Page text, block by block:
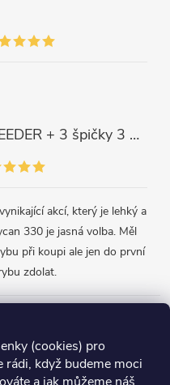
(cookies) pro
rádi, když budeme moci
Delphin Prut LYCAN TeleFEEDER + 3 špičky 3 m, 80 g
akcí, který je lehký a
330 je jasná volba. Měl
při koupi ale jen do první
zdolat.